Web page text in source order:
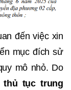
đến việc xin
mục đích sử
mô nhỏ. Do
thủ tục trung